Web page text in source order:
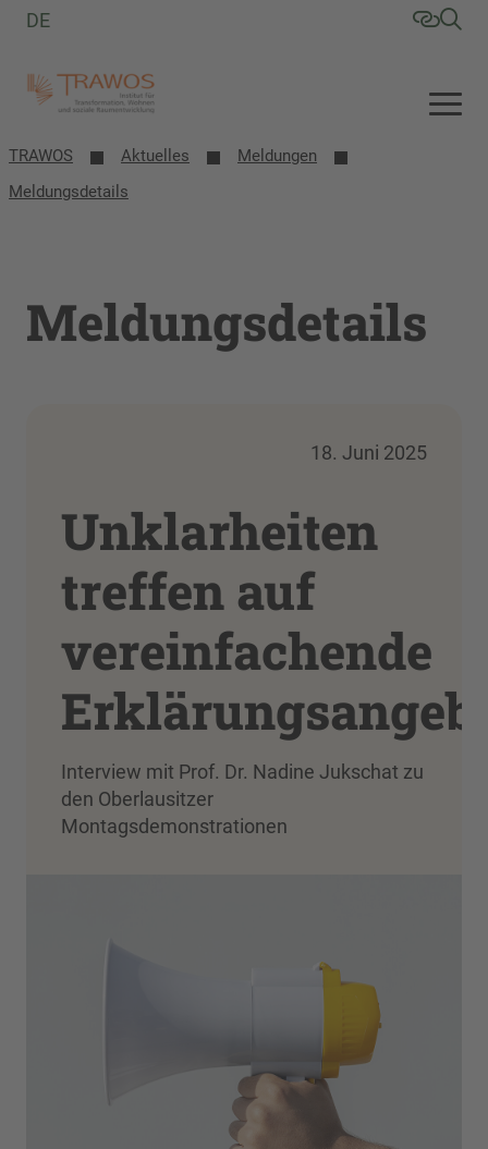
DE
TRAWOS Aktuelles
Meldungen
Meldungsdetails
Meldungsdetails
18. Juni 2025
Unklarheiten
treffen auf
vereinfachende
Interview mit Prof. Dr. Nadine Jukschat zu
den Oberlausitzer
Montagsdemonstrationen